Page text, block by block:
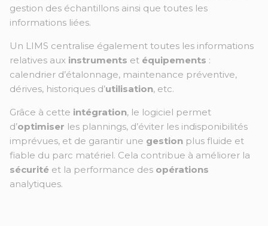
gestion des échantillons ainsi que toutes les
informations liées.
Un LIMS centralise également toutes les informations
relatives aux instruments et équipements :
calendrier d’étalonnage, maintenance préventive,
dérives, historiques d’utilisation, etc.
Grâce à cette intégration, le logiciel permet
d’optimiser les plannings, d’éviter les indisponibilités
imprévues, et de garantir une gestion plus fluide et
fiable du parc matériel. Cela contribue à améliorer la
sécurité et la performance des opérations
analytiques.